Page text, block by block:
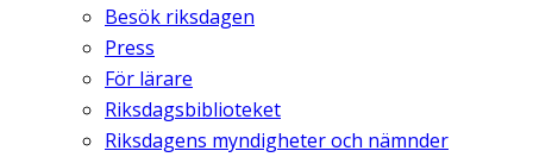
Besök riksdagen
Press
För lärare
Riksdagsbiblioteket
Riksdagens myndigheter och nämnder